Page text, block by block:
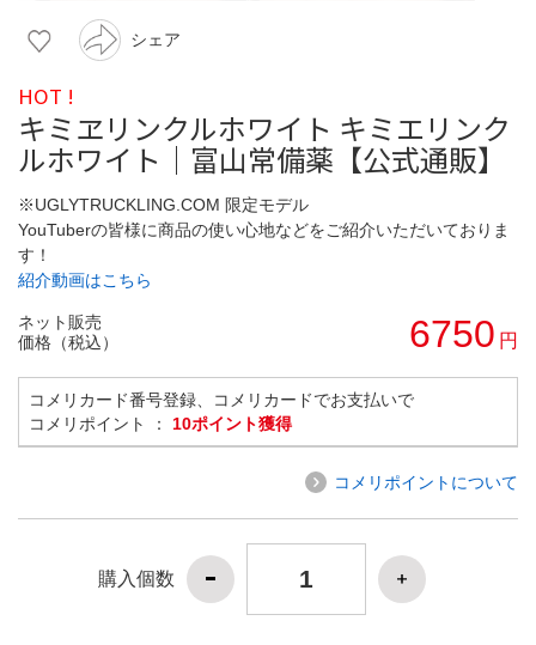
シェア
HOT !
キミヱリンクルホワイト キミエリンク
ルホワイト｜富山常備薬【公式通販】
※UGLYTRUCKLING.COM 限定モデル
YouTuberの皆様に商品の使い心地などをご紹介いただいておりま
す！
紹介動画はこちら
ネット販売
価格（税込）
6750 円
コメリカード番号登録、コメリカードでお支払いで
コメリポイント ： 10ポイント獲得
コメリポイントについて
購入個数